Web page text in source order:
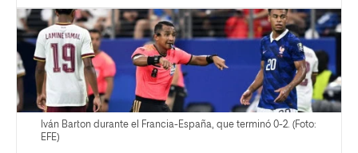
Iván Barton durante el Francia-España, que terminó 0-2. (Foto:
EFE)